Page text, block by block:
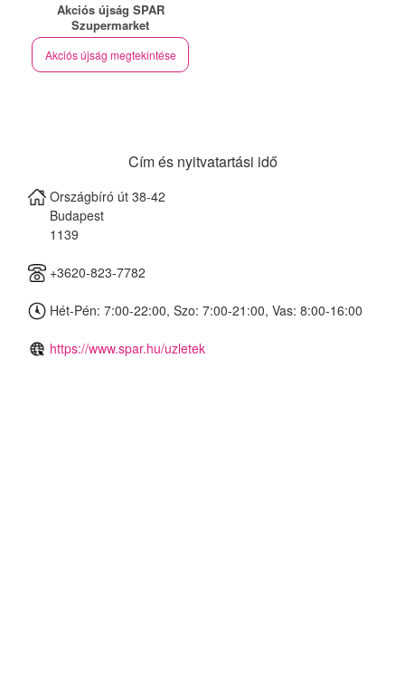
Akciós újság SPAR
Szupermarket
Akciós újság megtekintése
Cím és nyitvatartási idő
Országbíró út 38-42
Budapest
1139
+3620-823-7782
Hét-Pén: 7:00-22:00, Szo: 7:00-21:00, Vas: 8:00-16:00
https://www.spar.hu/uzletek